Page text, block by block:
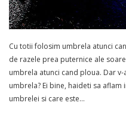
Cu totii folosim umbrela atunci
de razele prea puternice ale
umbrela atunci cand ploua. Dar
umbrela? Ei bine, haideti sa
umbrelei si care este…